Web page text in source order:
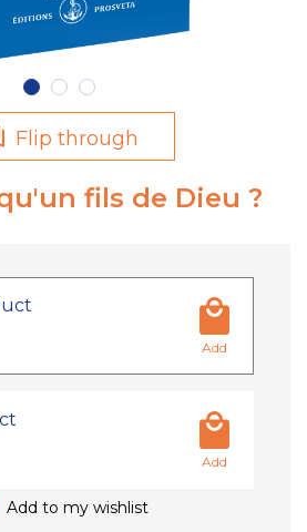
Flip through
fils de Dieu ?
Add
Add
Add to my wishlist